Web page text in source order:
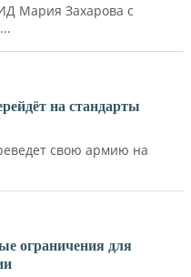
Мария Захарова с
на стандарты
свою армию на
ограничения для